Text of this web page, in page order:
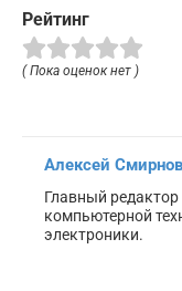
Рейтинг
( Пока оценок нет )
Алексей Смирнов
Главный
компьютерной
электроники.